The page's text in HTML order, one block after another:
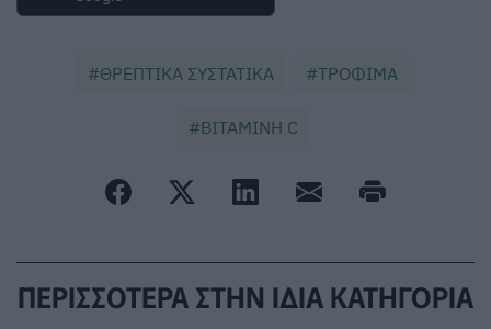
ΘΡΕΠΤΙΚΑ ΣΥΣΤΑΤΙΚΑ ΤΡΟΦΙΜΑ
ΒΙΤΑΜΙΝΗ C
ΠΕΡΙΣΣΟΤΕΡΑ ΣΤΗΝ ΙΔΙΑ ΚΑΤΗΓΟΡΙΑ